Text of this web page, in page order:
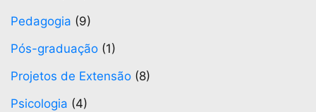
Pedagogia (9)
Pós-graduação (1)
Projetos de Extensão (8)
Psicologia (4)